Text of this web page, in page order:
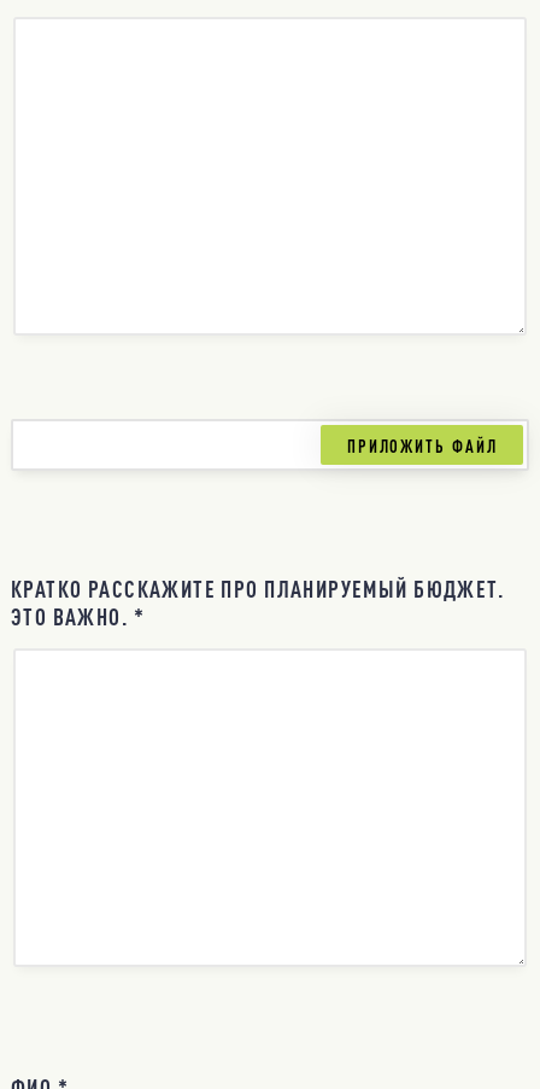
КРАТКО РАССКАЖИТЕ ПРО ПЛАНИРУЕМЫЙ БЮДЖЕТ.
ЭТО ВАЖНО. *